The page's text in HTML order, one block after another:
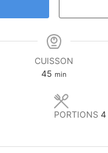
CUISSON
45minutes
min
PORTIONS 4